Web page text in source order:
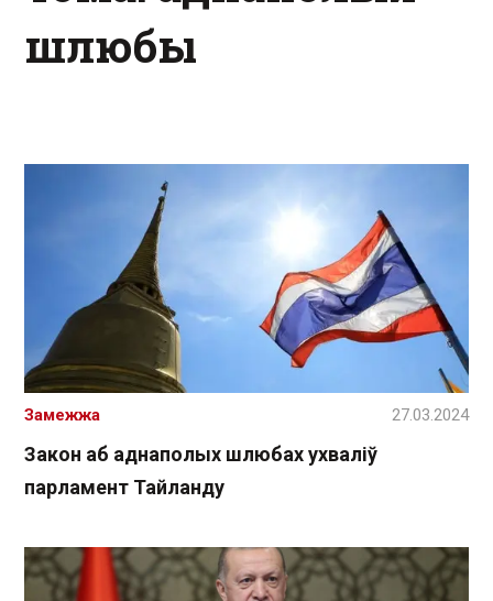
шлюбы
Закон аб аднаполых шлюбах ухваліў
парламент Тайланду
Замежжа 27.03.2024